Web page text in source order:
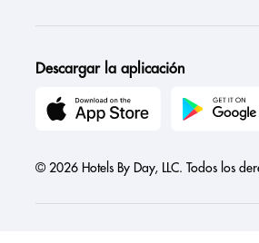
Descargar la aplicación
© 2026 Hotels By Day, LLC. Todos los